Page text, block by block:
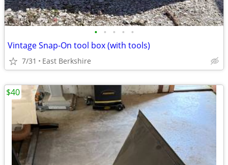
• • • • •
Vintage Snap-On tool box (with tools)
7/31 East Berkshire
$40